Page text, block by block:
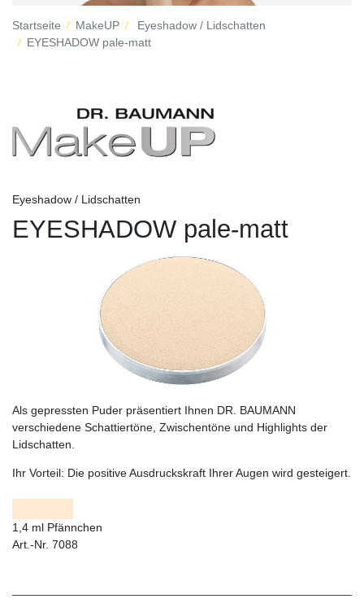
Startseite MakeUP
Eyeshadow / Lidschatten
EYESHADOW pale-matt
Eyeshadow / Lidschatten
EYESHADOW pale-matt
Als gepressten Puder präsentiert Ihnen DR. BAUMANN
verschiedene Schattiertöne, Zwischentöne und Highlights der
Lidschatten.
Ihr Vorteil: Die positive Ausdruckskraft Ihrer Augen wird gesteigert.
1,4 ml Pfännchen
Art.-Nr. 7088